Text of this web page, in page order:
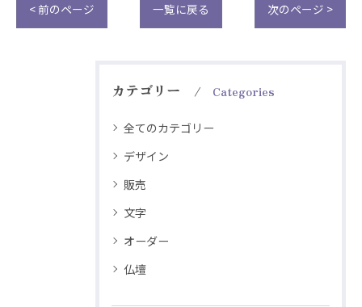
< 前のページ 一覧に戻る 次のページ >
カテゴリー Categories
全てのカテゴリー
デザイン
販売
文字
オーダー
仏壇